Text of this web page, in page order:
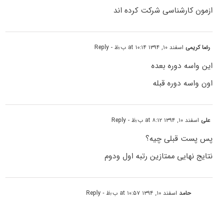
ازمون کارشناسی شرکت کرده اند
رضا کریمی اسفند ۱۰, ۱۳۹۴ at ۱۰:۱۴ ب٫ظ - Reply
این واسه دوره بعده
اون واسه دوره قبله
علی اسفند ۱۰, ۱۳۹۴ at ۸:۱۲ ب٫ظ - Reply
پس پست قبلی چیه؟
نتایج نهایی ممتازین رتبه اول ودوم
حامداسفند ۱۰, ۱۳۹۴ at ۱۰:۵۷ ب٫ظ - Reply